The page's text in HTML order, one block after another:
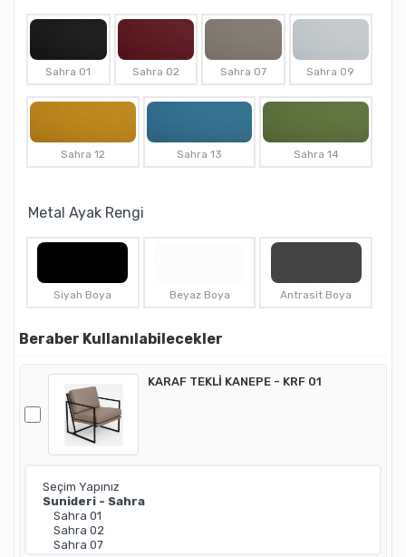
Sahra 01 Sahra 02 Sahra 07 Sahra 09
Sahra 12 Sahra 13 Sahra 14
Metal Ayak Rengi
Siyah Boya Beyaz Boya Antrasit Boya
Beraber Kullanılabilecekler
KARAF TEKLİ KANEPE - KRF 01